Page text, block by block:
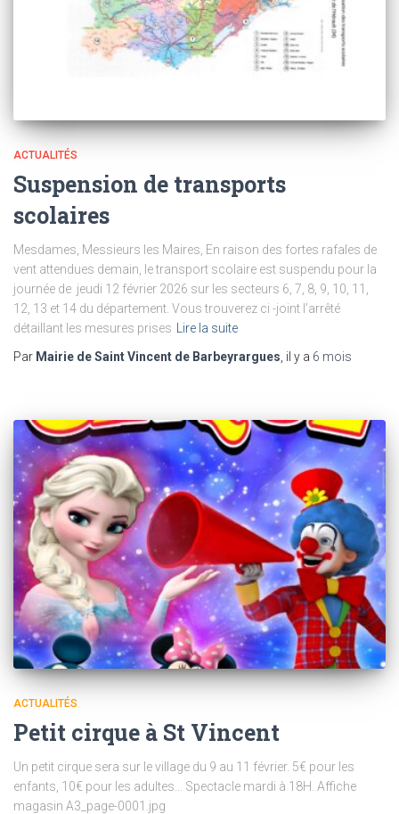
ACTUALITÉS
Suspension de transports
scolaires
Mesdames, Messieurs les Maires, En raison des fortes rafales de
vent attendues demain, le transport scolaire est suspendu pour la
journée de jeudi 12 février 2026 sur les secteurs 6, 7, 8, 9, 10, 11,
12, 13 et 14 du département. Vous trouverez ci -joint l’arrêté
détaillant les mesures prises Lire la suite
Par Mairie de Saint Vincent de Barbeyrargues, il y a 6 mois
ACTUALITÉS
Petit cirque à St Vincent
Un petit cirque sera sur le village du 9 au 11 février. 5€ pour les
enfants, 10€ pour les adultes… Spectacle mardi à 18H. Affiche
magasin A3_page-0001.jpg